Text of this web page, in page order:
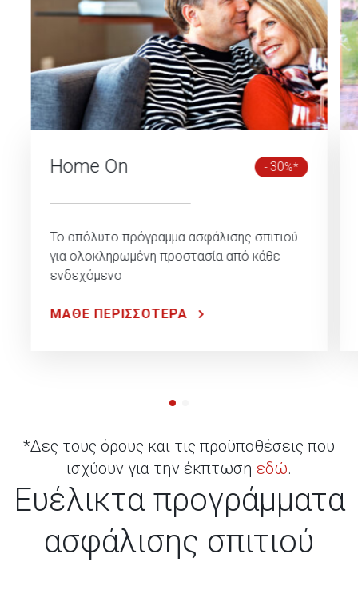
Home On -30%*
Το απόλυτο πρόγραμμα ασφάλισης σπιτιού
για ολοκληρωμένη προστασία από κάθε
ενδεχόμενο
ΜΑΘΕ ΠΕΡΙΣΣΟΤΕΡΑ
*Δες τους όρους και τις προϋποθέσεις που
ισχύουν για την έκπτωση εδώ.
Ευέλικτα προγράμματα
ασφάλισης σπιτιού